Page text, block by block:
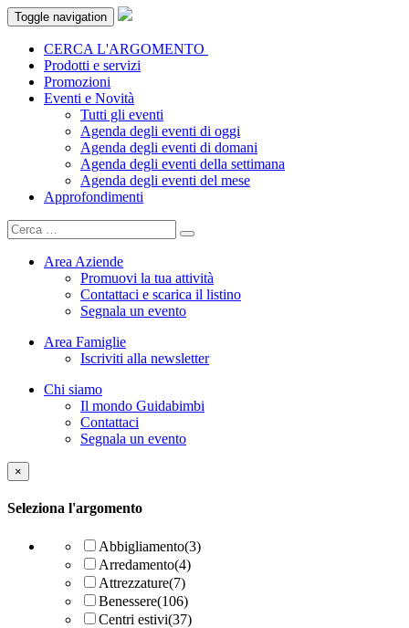
Toggle navigation
CERCA L'ARGOMENTO
Prodotti e servizi
Promozioni
Eventi e Novità
Tutti gli eventi
Agenda degli eventi di oggi
Agenda degli eventi di domani
Agenda degli eventi della settimana
Agenda degli eventi del mese
Approfondimenti
Area Aziende
Promuovi la tua attività
Contattaci e scarica il listino
Segnala un evento
Area Famiglie
Iscriviti alla newsletter
Chi siamo
Il mondo Guidabimbi
Contattaci
Segnala un evento
×
Seleziona l'argomento
Abbigliamento(3)
Arredamento(4)
Attrezzature(7)
Benessere(106)
Centri estivi(37)